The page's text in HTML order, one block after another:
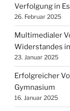
Verfolgung in
26. Februar 2025
Multimedialer
Widerstandes
23. Januar 2025
Erfolgreicher
Gymnasium
16. Januar 2025